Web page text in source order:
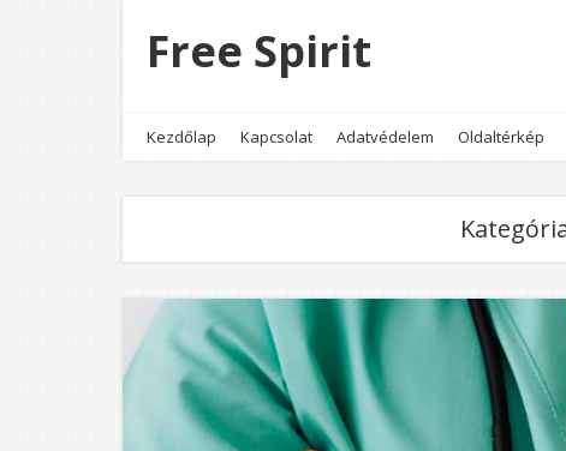
Free Spirit
Kezdőlap Kapcsolat Adatvédelem Oldaltérkép